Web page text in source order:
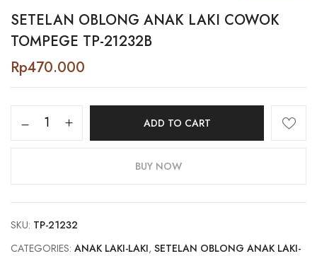
SETELAN OBLONG ANAK LAKI COWOK
TOMPEGE TP-21232B
Rp470.000
Oblong
21232B
quantity
ADD TO CART
BUY NOW
SKU: TP-21232
CATEGORIES: ANAK LAKI-LAKI, SETELAN OBLONG ANAK LAKI-